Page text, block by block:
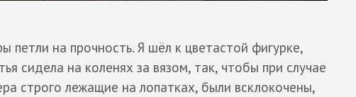
на прочность. Я шёл к цветастой фигурке,
сидела на коленях за вязом, так, чтобы при случае
строго лежащие на лопатках, были всклокочены,